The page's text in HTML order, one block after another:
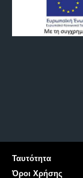
Ταυτότητα
Όροι Χρήσης